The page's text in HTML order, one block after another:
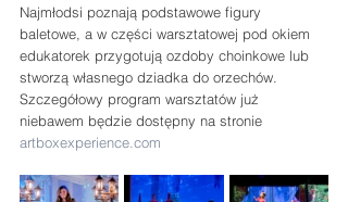
Najmłodsi poznają podstawowe figury
baletowe, a w części warsztatowej pod okiem
edukatorek przygotują ozdoby choinkowe lub
stworzą własnego dziadka do orzechów.
Szczegółowy program warsztatów już
niebawem będzie dostępny na stronie
artboxexperience.com